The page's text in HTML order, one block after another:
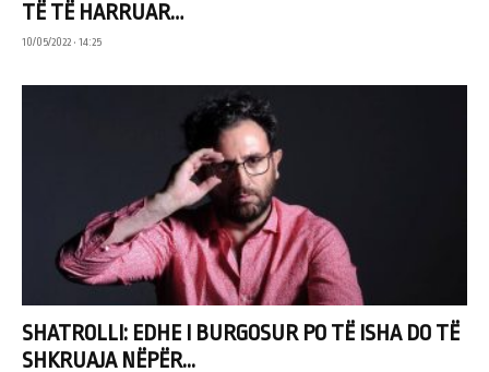
TË TË HARRUAR…
10/05/2022 • 14:25
SHATROLLI: EDHE I BURGOSUR PO TË ISHA DO TË
SHKRUAJA NËPËR...